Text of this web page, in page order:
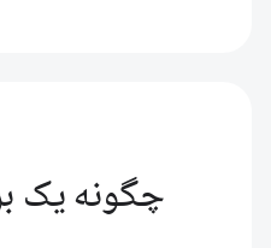
چگونه یک